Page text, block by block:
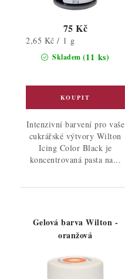
Skladem (11 ks)
75 Kč
Měrná
cena:
2,65 Kč / 1 g
Intenzivní barvení pro vaše
cukrářské výtvory Wilton
Icing Color Black je
koncentrovaná pasta na...
Gelová barva Wilton -
oranžová